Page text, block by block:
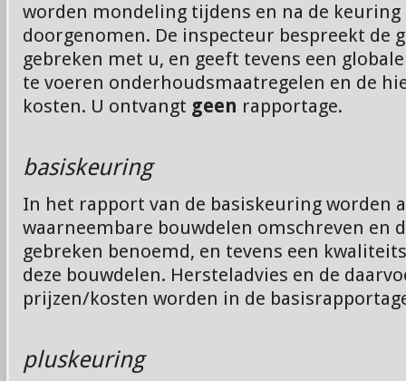
worden mondeling tijdens en na de
doorgenomen. De inspecteur bespreekt de
gebreken met u, en geeft tevens een
te voeren onderhoudsmaatregelen en de
kosten. U ontvangt geen rapportage.
basiskeuring
In het rapport van de basiskeuring worden
waarneembare bouwdelen omschreven en
gebreken benoemd, en tevens een
deze bouwdelen. Hersteladvies en de
prijzen/kosten worden in de
pluskeuring